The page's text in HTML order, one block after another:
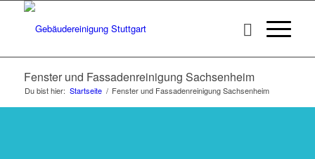
Fenster und Fassadenreinigung Sachsenheim
Du bist hier: Startseite / Fenster und Fassadenreinigung Sachsenheim